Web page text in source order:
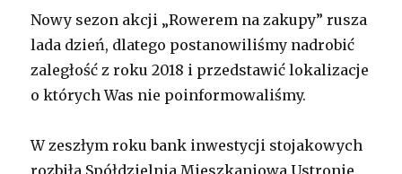
Ustroniu,
a
w
całym
już
1000
Nowy sezon akcji „Rowerem na zakupy” rusza
lada dzień, dlatego postanowiliśmy nadrobić
zaległość z roku 2018 i przedstawić lokalizacje
o których Was nie poinformowaliśmy.
W zeszłym roku bank inwestycji stojakowych
rozbiła Spółdzielnia Mieszkaniowa Ustronie,